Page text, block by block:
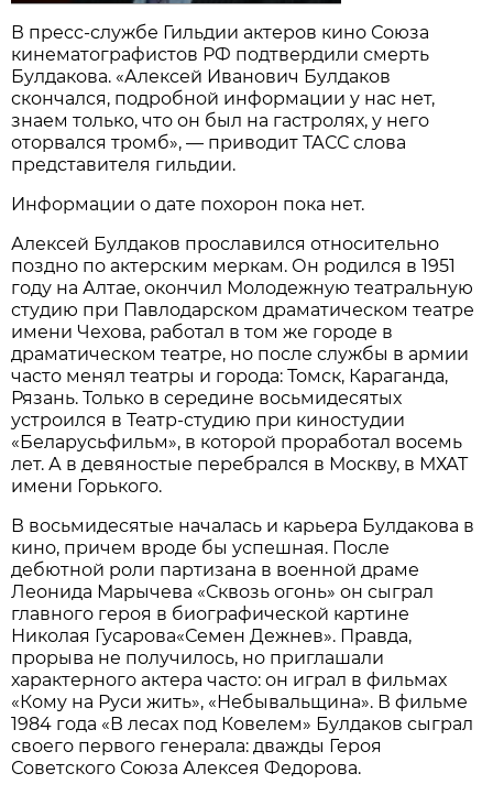
В пресс-службе Гильдии актеров кино Союза
кинематографистов РФ подтвердили смерть
Булдакова. «Алексей Иванович Булдаков
скончался, подробной информации у нас нет,
знаем только, что он был на гастролях, у него
оторвался тромб», — приводит ТАСС слова
представителя гильдии.
Информации о дате похорон пока нет.
Алексей Булдаков прославился относительно
поздно по актерским меркам. Он родился в 1951
году на Алтае, окончил Молодежную театральную
студию при Павлодарском драматическом театре
имени Чехова, работал в том же городе в
драматическом театре, но после службы в армии
часто менял театры и города: Томск, Караганда,
Рязань. Только в середине восьмидесятых
устроился в Театр-студию при киностудии
«Беларусьфильм», в которой проработал восемь
лет. А в девяностые перебрался в Москву, в МХАТ
имени Горького.
В восьмидесятые началась и карьера Булдакова в
кино, причем вроде бы успешная. После
дебютной роли партизана в военной драме
Леонида Марычева «Сквозь огонь» он сыграл
главного героя в биографической картине
Николая Гусарова«Семен Дежнев». Правда,
прорыва не получилось, но приглашали
характерного актера часто: он играл в фильмах
«Кому на Руси жить», «Небывальщина». В фильме
1984 года «В лесах под Ковелем» Булдаков сыграл
своего первого генерала: дважды Героя
Советского Союза Алексея Федорова.